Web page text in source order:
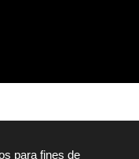
para fines de